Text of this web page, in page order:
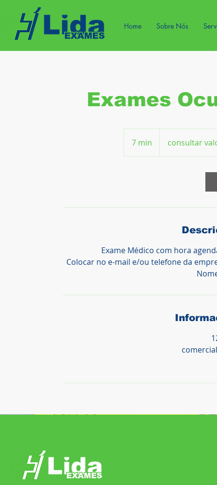
Home Sobre Nós
Exames
7 min
m
consultar
Exame Médico com hora
Colocar no e-mail e/ou telefone da